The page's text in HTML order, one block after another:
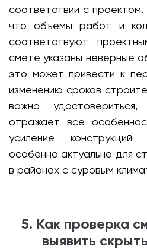
соответствии с
что объемы работ и
соответствуют
смете указаны неверные
это может привести к
изменению сроков
важно
отражает все
усиление
особенно актуально для
в районах с суровым
5. Как проверка
выявить